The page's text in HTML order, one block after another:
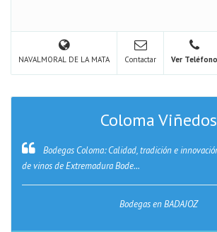
NAVALMORAL DE LA MATA Contactar Ver Teléfono
Coloma Viñedos
Bodegas Coloma: Calidad, tradición e
de vinos de Extremadura Bode...
Bodegas en BADAJOZ